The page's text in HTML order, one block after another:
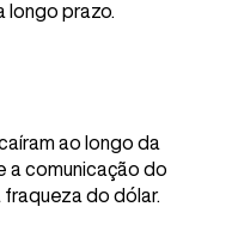
longo prazo.
ao longo da
a comunicação do
fraqueza do dólar.